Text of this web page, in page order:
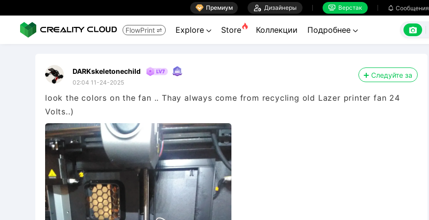
 Премиум  Дизайнеры  Верстак  Сообщения
FlowPrint  Explore  Store Коллекции Подробнее  
DARKskeletonechild
02:04 11-24-2025
Следуйте за
look the colors on the fan .. Thay always come from recycling old Lazer printer fan 24
Volts..)